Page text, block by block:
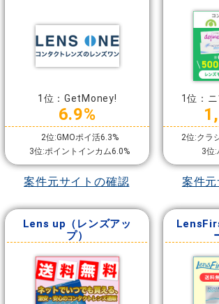
1位：GetMoney!
6.9%
2位:GMOポイ活6.3%
3位:ポイントインカム6.0%
案件元サイトの確認
1位：
2位:クラ
3位:
案件
Lens up（レンズアッ
プ）